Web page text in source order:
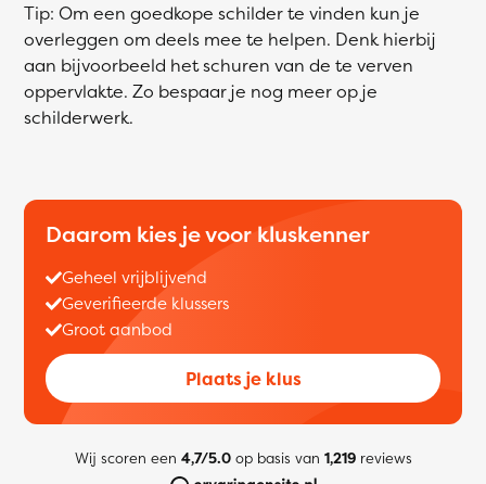
Tip: Om een goedkope schilder te vinden kun je
overleggen om deels mee te helpen. Denk hierbij
aan bijvoorbeeld het schuren van de te verven
oppervlakte. Zo bespaar je nog meer op je
schilderwerk.
Daarom kies je voor kluskenner
Geheel vrijblijvend
Geverifieerde klussers
Groot aanbod
Plaats je klus
Wij scoren een 4,7/5.0op basis van 1,219reviews